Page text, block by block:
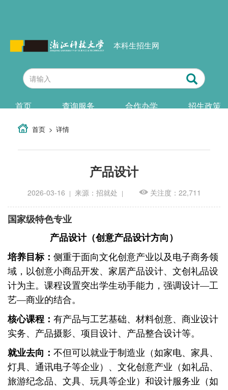
本科生招生网
首页 查询服务 合作办学 招生政策
首页 详情
产品设计
2026-03-16 | 来源：招就处 | 关注度：22,711
国家级特色专业
产品设计（创意产品设计方向）
培养目标： 侧重于面向文化创意产业以及电子商务领
域，以创意小商品开发、家居产品设计、文创礼品设
计为主。课程设置突出学生动手能力，强调设计—工
艺—商业的结合。
核心课程： 有产品与工艺基础、材料创意、商业设计
实务、产品摄影、项目设计、产品整合设计等。
就业去向： 不但可以就业于制造业（如家电、家具、
灯具、通讯电子等企业）、文化创意产业（如礼品、
旅游纪念品、文具、玩具等企业）和设计服务业（如